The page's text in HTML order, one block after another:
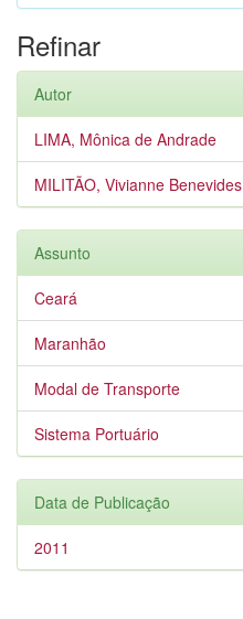
Refinar
Autor
LIMA, Mônica de Andrade
MILITÃO, Vivianne Benevides
Assunto
Ceará
Maranhão
Modal de Transporte
Sistema Portuário
Data de Publicação
2011